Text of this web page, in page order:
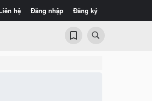
hệ Đăng nhập Đăng ký